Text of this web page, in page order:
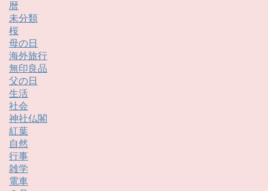
暦
未分類
桜
母の日
海外旅行
無印良品
父の日
生活
社会
神社仏閣
紅葉
自然
行事
雑学
電車